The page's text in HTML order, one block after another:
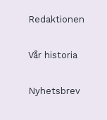
Redaktionen
Vår historia
Nyhetsbrev